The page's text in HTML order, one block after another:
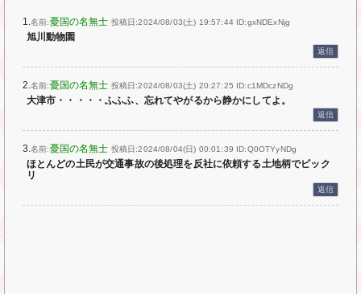
1.名前:憂国の名無士 投稿日:2024/08/03(土) 19:57:44 ID:gxNDExNjg
旭川動物園
返信
2.名前:憂国の名無士 投稿日:2024/08/03(土) 20:27:25 ID:c1MDczNDg
大津市・・・・・ふふふ、忘れてやがるから静かにしてよ。
返信
3.名前:憂国の名無士 投稿日:2024/08/04(日) 00:01:39 ID:Q0OTYyNDg
ほとんどの土民が交通事故の後処理を反社に依頼する土地柄でビック
リ
返信